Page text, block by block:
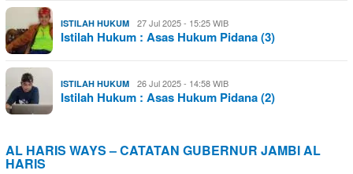
ISTILAH HUKUM 27 Jul 2025 - 15:25 WIB
Istilah Hukum : Asas Hukum Pidana (3)
ISTILAH HUKUM 26 Jul 2025 - 14:58 WIB
Istilah Hukum : Asas Hukum Pidana (2)
AL HARIS WAYS – CATATAN GUBERNUR JAMBI AL
HARIS